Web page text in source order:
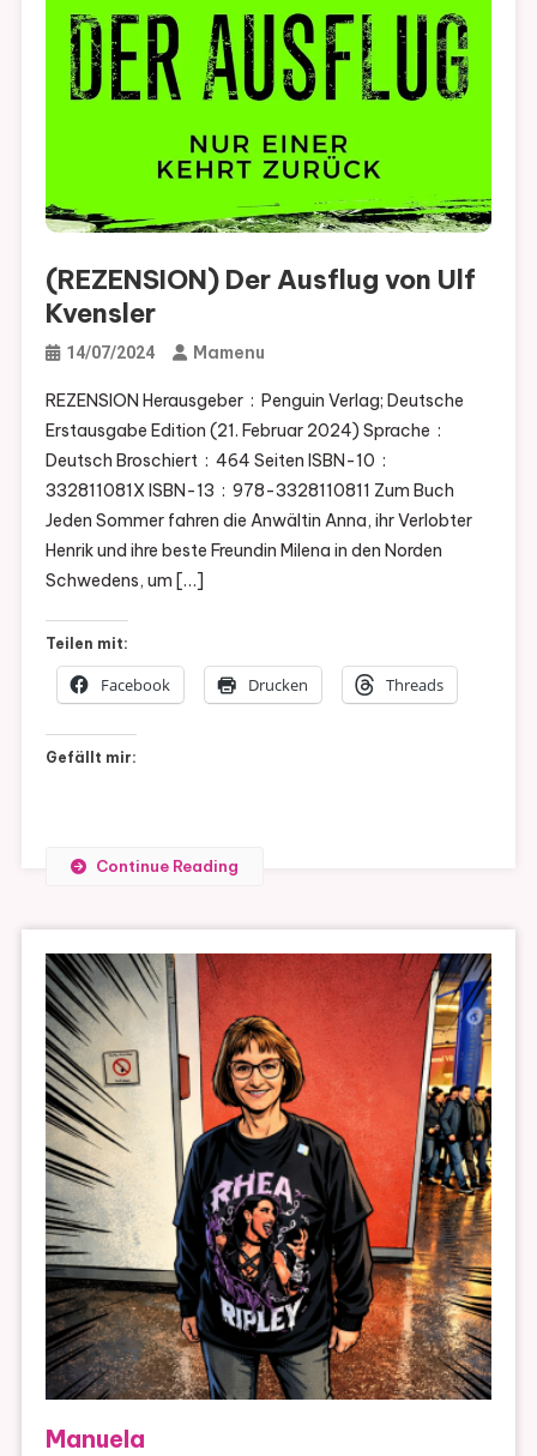
(REZENSION) Der Ausflug von Ulf
Kvensler
14/07/2024 Mamenu
REZENSION Herausgeber ‏ : ‎ Penguin Verlag; Deutsche
Erstausgabe Edition (21. Februar 2024) Sprache ‏ : ‎
Deutsch Broschiert ‏ : ‎ 464 Seiten ISBN-10 ‏ : ‎
332811081X ISBN-13 ‏ : ‎ 978-3328110811 Zum Buch
Jeden Sommer fahren die Anwältin Anna, ihr Verlobter
Henrik und ihre beste Freundin Milena in den Norden
Schwedens, um […]
Teilen mit:
Facebook Drucken Threads
Gefällt mir:
Continue Reading
Manuela